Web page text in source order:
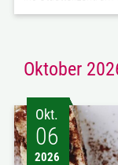
Oktober
Okt.
06
2026